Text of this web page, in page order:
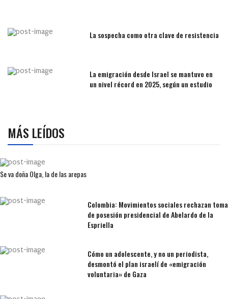
La sospecha como otra clave de resistencia
La emigración desde Israel se mantuvo en
un nivel récord en 2025, según un estudio
MÁS LEÍDOS
Se va doña Olga, la de las arepas
Colombia: Movimientos sociales rechazan toma
de posesión presidencial de Abelardo de la
Espriella
Cómo un adolescente, y no un periodista,
desmontó el plan israelí de «emigración
voluntaria» de Gaza